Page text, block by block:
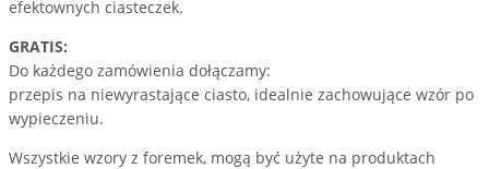
efektownych ciasteczek.
GRATIS:
Do każdego zamówienia dołączamy:
przepis na niewyrastające ciasto, idealnie zachowujące wzór po
wypieczeniu.
Wszystkie wzory z foremek, mogą być użyte na produktach